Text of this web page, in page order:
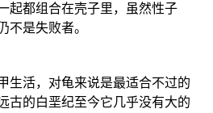
起都组合在壳子里，虽然性子
不是失败者。
活，对龟来说是最适合不过的
古的白垩纪至今它几乎没有大的